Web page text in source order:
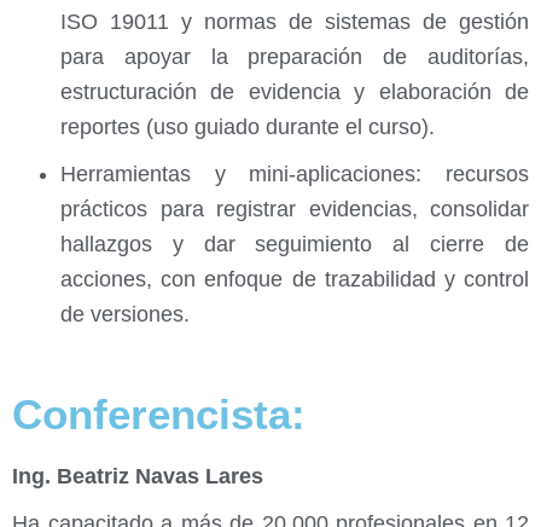
ISO 19011 y normas de sistemas de gestión
para apoyar la preparación de auditorías,
estructuración de evidencia y elaboración de
reportes (uso guiado durante el curso).
Herramientas y mini-aplicaciones: recursos
prácticos para registrar evidencias, consolidar
hallazgos y dar seguimiento al cierre de
acciones, con enfoque de trazabilidad y control
de versiones.
Conferencista:
Ing. Beatriz Navas Lares